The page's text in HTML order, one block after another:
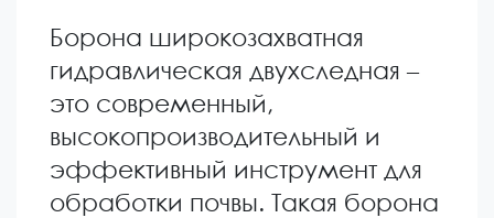
Борона широкозахватная
гидравлическая двухследная –
это современный,
высокопроизводительный и
эффективный инструмент для
обработки почвы. Такая борона